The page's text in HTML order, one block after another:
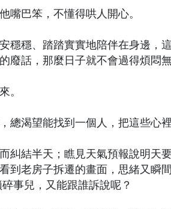
嘴巴笨，不懂得哄人開心。
穩穩、踏踏實實地陪伴在身邊，
廢話，那麼日子就不會過得煩悶
。
總渴望能找到一個人，把這些心
糾結半天；瞧見天氣預報說明天
到老房子拆遷的畫面，思緒又瞬
事兒，又能跟誰訴說呢？